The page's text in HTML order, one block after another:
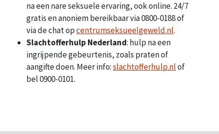
na een nare seksuele ervaring, ook online. 24/7
gratis en anoniem bereikbaar via 0800-0188 of
via de chat opcentrumseksueelgeweld.nl.
Slachtofferhulp Nederland: hulp na een
ingrijpende gebeurtenis, zoals praten of
aangifte doen. Meer info:slachtofferhulp.nlof
bel 0900-0101.